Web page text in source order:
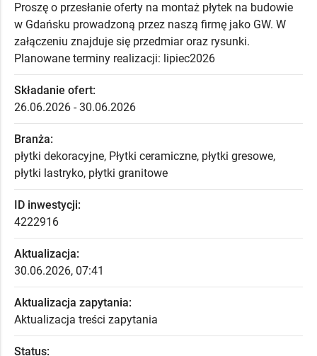
Proszę o przesłanie oferty na montaż płytek na budowie
w Gdańsku prowadzoną przez naszą firmę jako GW. W
załączeniu znajduje się przedmiar oraz rysunki.
Planowane terminy realizacji: lipiec2026
Składanie ofert:
26.06.2026 - 30.06.2026
Branża:
płytki dekoracyjne, Płytki ceramiczne, płytki gresowe,
płytki lastryko, płytki granitowe
ID inwestycji:
4222916
Aktualizacja:
30.06.2026, 07:41
Aktualizacja zapytania:
Aktualizacja treści zapytania
Status: